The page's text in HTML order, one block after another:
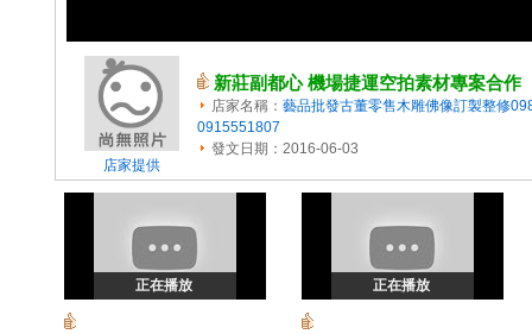
店家提供
新莊副都心 機場捷運空拍素材專案合作
店家名稱： 藝品批發古董零售木雕佛像訂製整修
0915551807
發文日期：2016-06-03
正在播放 正在播放